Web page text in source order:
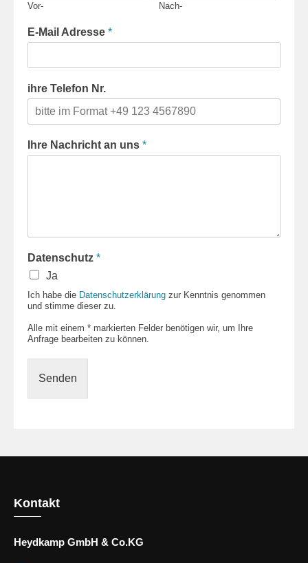
Vor- Nach-
E-Mail Adresse *
ihre Telefon Nr.
Ihre Nachricht an uns *
Datenschutz *
Ja
Ich habe die Datenschutzerklärung zur Kenntnis genommen
und stimme dieser zu.
Alle mit einem * markierten Felder benötigen wir, um Ihre
Anfrage bearbeiten zu können.
Senden
Kontakt
Heydkamp GmbH & Co.KG